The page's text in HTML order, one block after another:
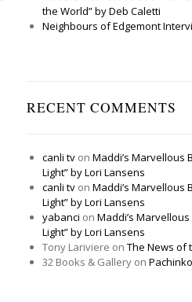
the World” by Deb Caletti
Neighbours of Edgemont
RECENT COMMENTS
canli tv on Maddi’s Marvellous
Light” by Lori Lansens
canli tv on Maddi’s Marvellous
Light” by Lori Lansens
yabanci on Maddi’s
Light” by Lori Lansens
Tony Lariviere on The News of
32 Books & Gallery on